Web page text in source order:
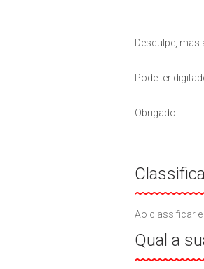
Desculpe, mas
Pode ter
Obrigado!
Ao classificar
Qual a